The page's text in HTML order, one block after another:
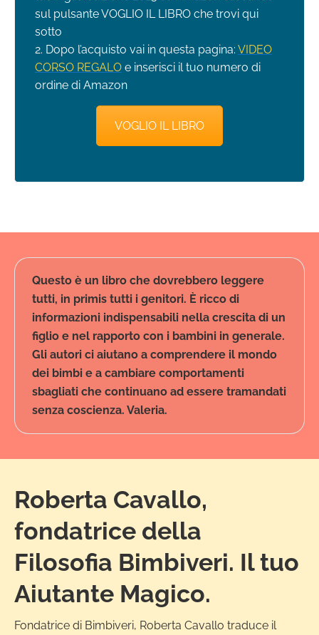
sul pulsante VOGLIO IL LIBRO che trovi qui
sotto
2. Dopo l’acquisto vai in questa pagina: VIDEO
CORSO REGALO e inserisci il tuo numero di
ordine di Amazon
VOGLIO IL LIBRO
Questo è un libro che dovrebbero leggere
tutti, in primis tutti i genitori. È ricco di
informazioni indispensabili nella crescita di un
figlio e nel rapporto con i bambini in generale.
Gli autori ci aiutano a comprendere il mondo
dei bimbi e a cambiare comportamenti
sbagliati che continuano ad essere tramandati
senza coscienza. Valeria.
Roberta Cavallo,
fondatrice della
Filosofia Bimbiveri. Il tuo
Aiutante Magico.
Fondatrice di Bimbiveri, Roberta Cavallo traduce il